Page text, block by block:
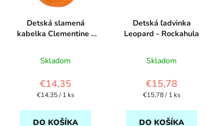
Detská slamená
kabelka Clementine -
Skladom
€14,35
Jednotková
€14,35 / 1 ks
DO KOŠÍKA
Detská ľadvinka
Leopard - Rockahula
Skladom
€15,78
Jednotková
€15,78 / 1 ks
DO KOŠÍKA